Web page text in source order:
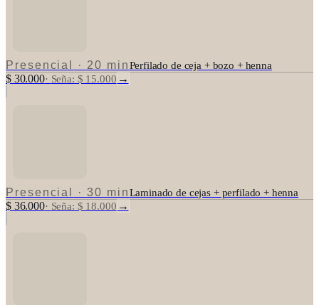
Presencial · 20 minPerfilado de ceja + bozo + henna
$ 30.000· Seña: $ 15.000 →
Presencial · 30 minLaminado de cejas + perfilado + henna
$ 36.000· Seña: $ 18.000 →